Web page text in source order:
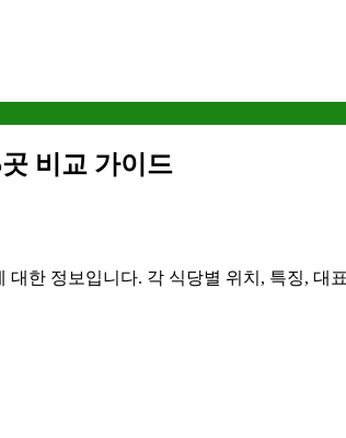
비교 가이드
대한 정보입니다. 각 식당별 위치, 특징,